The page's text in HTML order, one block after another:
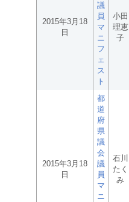
2015年3月18
日
議
員
マ
ニ
フ
ェ
ス
ト
小田
理恵
子
2015年3月18
日
都
道
府
県
議
会
議
員
マ
ニ
石川
たく
み